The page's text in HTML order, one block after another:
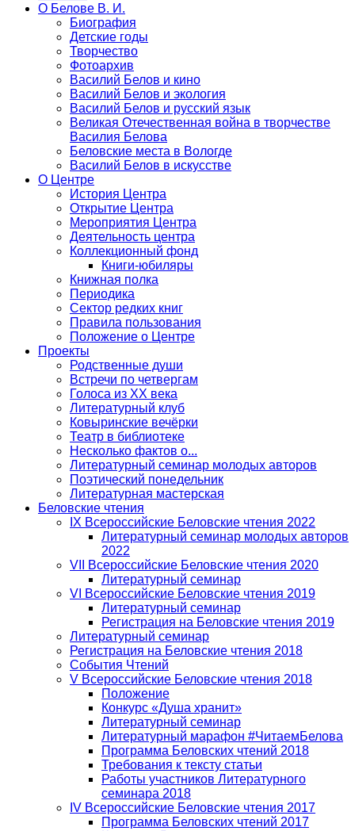
О Белове В. И.
Биография
Детские годы
Творчество
Фотоархив
Василий Белов и кино
Василий Белов и экология
Василий Белов и русский язык
Великая Отечественная война в творчестве
Василия Белова
Беловские места в Вологде
Василий Белов в искусстве
О Центре
История Центра
Открытие Центра
Мероприятия Центра
Деятельность центра
Коллекционный фонд
Книги-юбиляры
Книжная полка
Периодика
Сектор редких книг
Правила пользования
Положение о Центре
Проекты
Родственные души
Встречи по четвергам
Голоса из ХХ века
Литературный клуб
Ковыринские вечёрки
Театр в библиотеке
Несколько фактов о...
Литературный семинар молодых авторов
Поэтический понедельник
Литературная мастерская
Беловские чтения
IX Всероссийские Беловские чтения 2022
Литературный семинар молодых авторов
2022
VII Всероссийские Беловские чтения 2020
Литературный семинар
VI Всероссийские Беловские чтения 2019
Литературный семинар
Регистрация на Беловские чтения 2019
Литературный семинар
Регистрация на Беловские чтения 2018
События Чтений
V Всероссийские Беловские чтения 2018
Положение
Конкурс «Душа хранит»
Литературный семинар
Литературный марафон #ЧитаемБелова
Программа Беловских чтений 2018
Требования к тексту статьи
Работы участников Литературного
семинара 2018
IV Всероссийские Беловские чтения 2017
Программа Беловских чтений 2017